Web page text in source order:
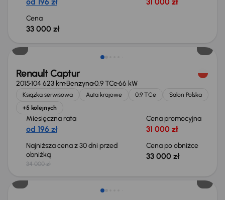
Cena
33 000 zł
Renault Captur
2015104 623 kmBenzyna0.9 TCe66 kW
Książka serwisowa Auta krajowe 0.9 TCe
Salon Polska
+5 kolejnych
Miesięczna rata
od 196 zł
Cena promocyjna
31 000 zł
Najniższa cena z 30 dni przed
obniżką
34 000 zł
Cena po obniżce
33 000 zł